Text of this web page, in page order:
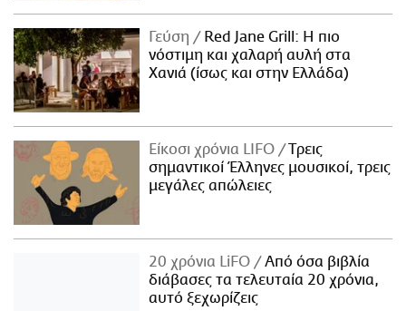
Γεύση
Red Jane Grill: Η πιο
νόστιμη και χαλαρή αυλή στα
Χανιά (ίσως και στην Ελλάδα)
Είκοσι χρόνια LIFO
Tρεις
σημαντικοί Έλληνες μουσικοί, τρεις
μεγάλες απώλειες
20 χρόνια LiFO
Από όσα βιβλία
διάβασες τα τελευταία 20 χρόνια,
αυτό ξεχωρίζεις